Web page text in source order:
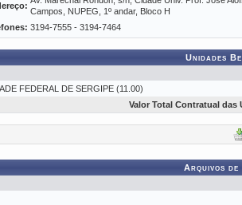
Campos, NUPEG, 1º andar, Bloco H
3194-7555 - 3194-7464
Unidades
FEDERAL DE SERGIPE (11.00)
Valor Total Contratual das
Arquivos